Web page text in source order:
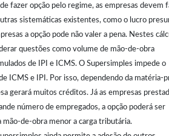
fazer opção pelo regime, as empresas devem
sistemáticas existentes, como o lucro
a opção pode não valer a pena. Nestes
questões como volume de mão-de-obra
de IPI e ICMS. O Supersimples impede o
ICMS e IPI. Por isso, dependendo da matéria-
gerará muitos créditos. Já as empresas
número de empregados, a opção poderá ser
de-obra menor a carga tributária.